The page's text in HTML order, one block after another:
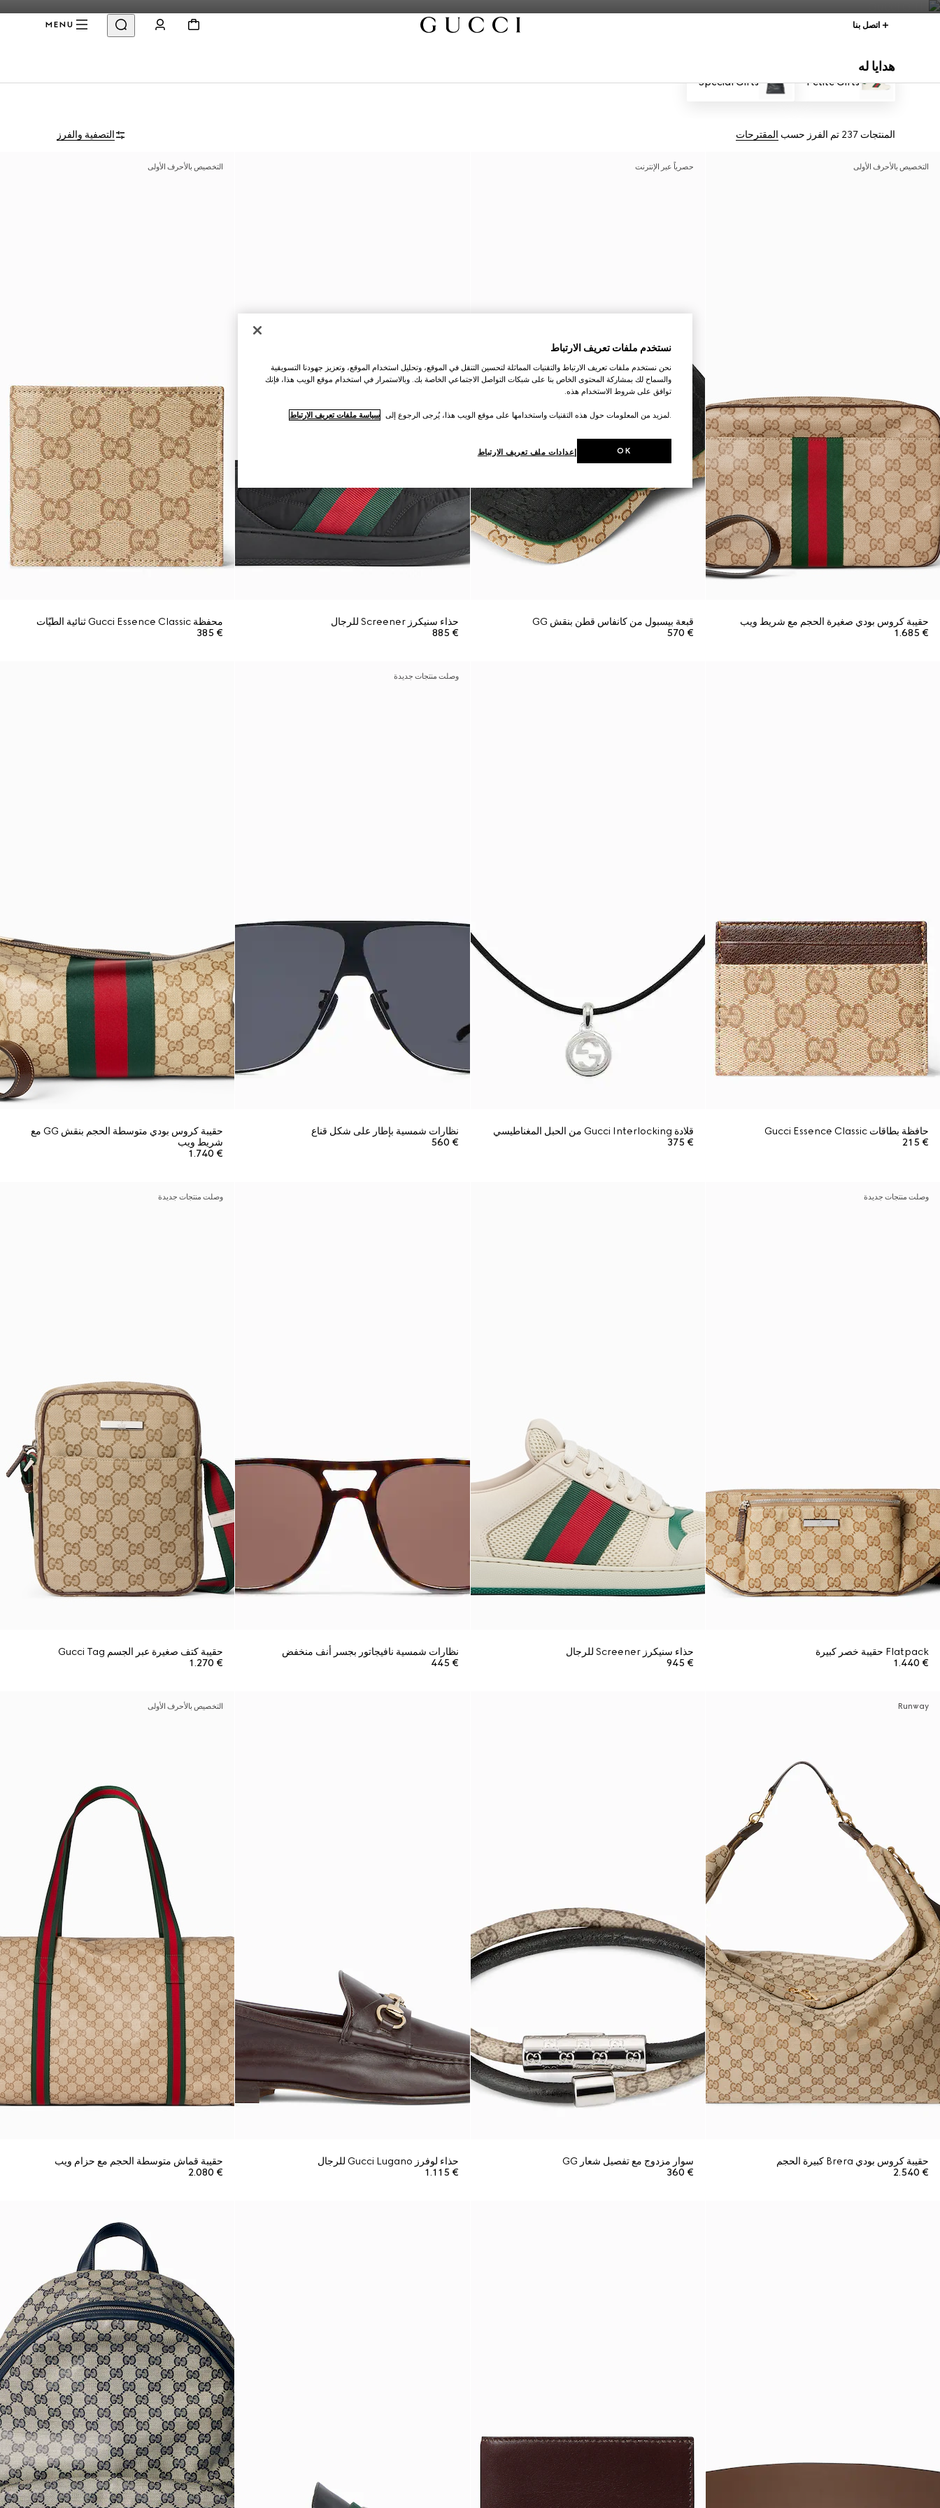
اتصل بنا MENU
هدايا له
Petite Gifts
Special Gifts
المنتجات 237 تم الفرز حسب المقترحات التصفية والفرز
التخصيص بالأحرف الأولى
حقيبة كروس بودي صغيرة الحجم مع شريط ويب
€ 1.685
حصرياً عبر الإنترنت
قبعة بيسبول من كانفاس قطن بنقش GG
€ 570
حذاء سنيكرز Screener للرجال
€ 885
التخصيص بالأحرف الأولى
محفظة Gucci Essence Classic ثنائية الطيّات
€ 385
حافظة بطاقات Gucci Essence Classic
€ 215
قلادة Gucci Interlocking من الحبل المغناطيسي
€ 375
وصلت منتجات جديدة
نظارات شمسية بإطار على شكل قناع
€ 560
حقيبة كروس بودي متوسطة الحجم بنقش GG مع
شريط ويب
€ 1.740
وصلت منتجات جديدة
Flatpack حقيبة خصر كبيرة
€ 1.440
حذاء سنيكرز Screener للرجال
€ 945
نظارات شمسية نافيجاتور بجسر أنف منخفض
€ 445
وصلت منتجات جديدة
حقيبة كتف صغيرة عبر الجسم Gucci Tag
€ 1.270
Runway
حقيبة كروس بودي Brera كبيرة الحجم
€ 2.540
سوار مزدوج مع تفصيل شعار GG
€ 360
حذاء لوفرز Gucci Lugano للرجال
€ 1.115
التخصيص بالأحرف الأولى
حقيبة قماش متوسطة الحجم مع حزام ويب
€ 2.080
نستخدم ملفات تعريف الارتباط
نحن نستخدم ملفات تعريف الارتباط والتقنيات المماثلة لتحسين التنقل في الموقع، وتحليل استخدام الموقع، وتعزيز جهودنا التسويقية
والسماح لك بمشاركة المحتوى الخاص بنا على شبكات التواصل الاجتماعي الخاصة بك. وبالاستمرار في استخدام موقع الويب هذا، فإنك
توافق على شروط الاستخدام هذه.
.لمزيد من المعلومات حول هذه التقنيات واستخدامها على موقع الويب هذا، يُرجى الرجوع إلى سياسة ملفات تعريف الارتباط
إعدادات ملف تعريف الارتباط OK